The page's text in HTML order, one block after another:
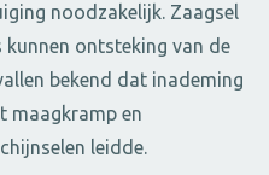
noodzakelijk. Zaagsel
ontsteking van de
bekend dat inademing
maagkramp en
leidde.